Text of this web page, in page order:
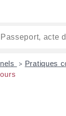
> Pratiques